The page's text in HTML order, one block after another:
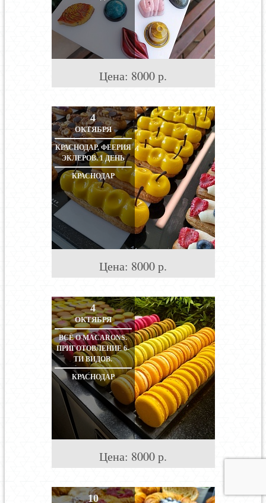
Цена: 8000р.
4
ОКТЯБРЯ
КРАСНОДАР. ФЕЕРИЯ
ЭКЛЕРОВ. 1 ДЕНЬ
КРАСНОДАР
Цена: 8000р.
4
ОКТЯБРЯ
ВСЁ О MACARONS.
ПРИГОТОВЛЕНИЕ 6-
ТИ ВИДОВ.
КРАСНОДАР
Цена: 8000р.
10